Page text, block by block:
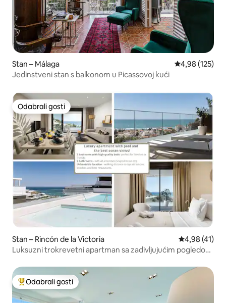
Stan – Málaga Prosječna
4,98 (125)
Jedinstveni stan s balkonom u Picassovoj kući
Odabrali gosti
Odabrali gosti
Stan – Rincón de la Victoria Prosječna
4,98 (41)
Luksuzni trokrevetni apartman sa zadivljujućim pogledom
Među najviše rangiranima s oznakom „Odabrali gosti”
Odabrali gosti